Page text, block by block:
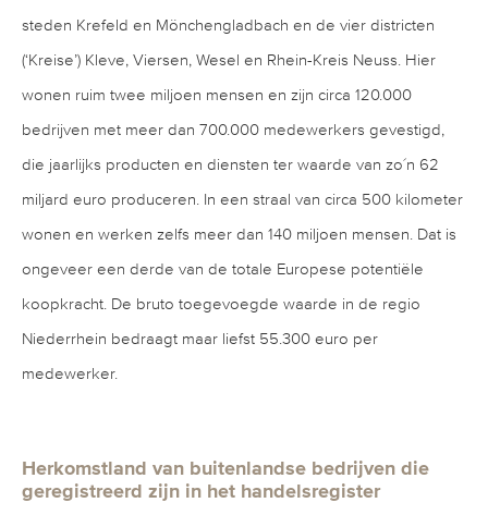
steden Krefeld en Mönchengladbach en de vier districten
(‘Kreise’) Kleve, Viersen, Wesel en Rhein-Kreis Neuss. Hier
wonen ruim twee miljoen mensen en zijn circa 120.000
bedrijven met meer dan 700.000 medewerkers gevestigd,
die jaarlijks producten en diensten ter waarde van zo´n 62
miljard euro produceren. In een straal van circa 500 kilometer
wonen en werken zelfs meer dan 140 miljoen mensen. Dat is
ongeveer een derde van de totale Europese potentiële
koopkracht. De bruto toegevoegde waarde in de regio
Niederrhein bedraagt maar liefst 55.300 euro per
medewerker.
Herkomstland van buitenlandse bedrijven die
geregistreerd zijn in het handelsregister